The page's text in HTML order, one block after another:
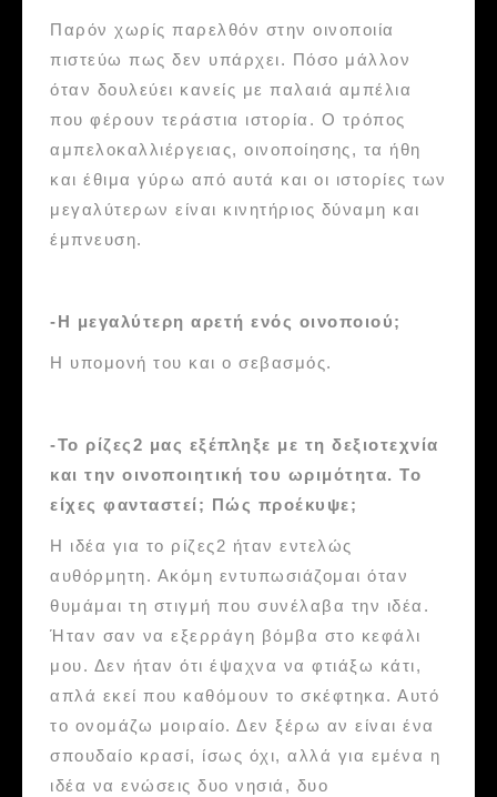
Παρόν χωρίς παρελθόν στην οινοποιία
πιστεύω πως δεν υπάρχει. Πόσο μάλλον
όταν δουλεύει κανείς με παλαιά αμπέλια
που φέρουν τεράστια ιστορία. Ο τρόπος
αμπελοκαλλιέργειας, οινοποίησης, τα ήθη
και έθιμα γύρω από αυτά και οι ιστορίες των
μεγαλύτερων είναι κινητήριος δύναμη και
έμπνευση.
-Η μεγαλύτερη αρετή ενός οινοποιού;
Η υπομονή του και ο σεβασμός.
-Το ρίζες2 μας εξέπληξε με τη δεξιοτεχνία
και την οινοποιητική του ωριμότητα. Το
είχες φανταστεί; Πώς προέκυψε;
Η ιδέα για το ρίζες2 ήταν εντελώς
αυθόρμητη. Ακόμη εντυπωσιάζομαι όταν
θυμάμαι τη στιγμή που συνέλαβα την ιδέα.
Ήταν σαν να εξερράγη βόμβα στο κεφάλι
μου. Δεν ήταν ότι έψαχνα να φτιάξω κάτι,
απλά εκεί που καθόμουν το σκέφτηκα. Αυτό
το ονομάζω μοιραίο. Δεν ξέρω αν είναι ένα
σπουδαίο κρασί, ίσως όχι, αλλά για εμένα η
ιδέα να ενώσεις δυο νησιά, δυο